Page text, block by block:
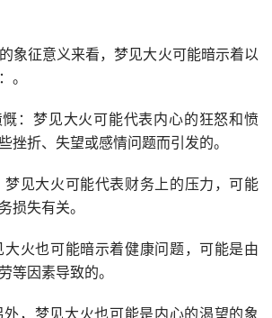
象征意义来看，梦见大火可能暗示着以
。
：梦见大火可能代表内心的狂怒和愤
挫折、失望或感情问题而引发的。
见大火可能代表财务上的压力，可能
损失有关。
火也可能暗示着健康问题，可能是由
等因素导致的。
，梦见大火也可能是内心的渴望的象